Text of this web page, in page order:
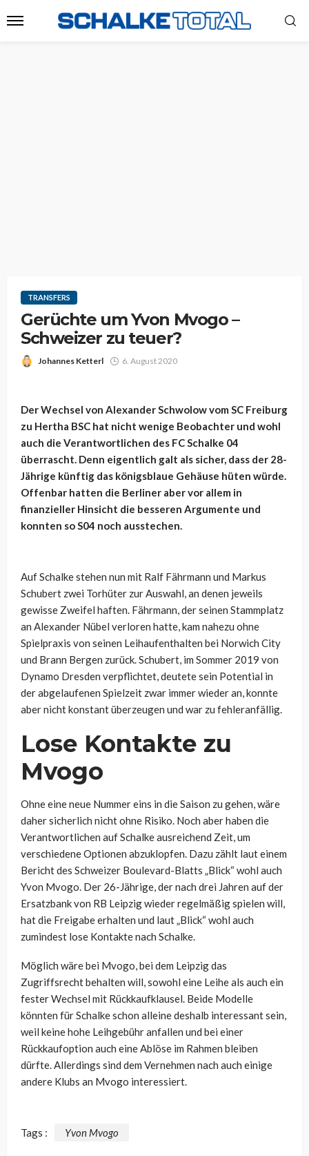
TRANSFERS
Gerüchte um Yvon Mvogo –
Schweizer zu teuer?
Johannes Ketterl 6. August 2020
Der Wechsel von Alexander Schwolow vom SC Freiburg
zu Hertha BSC hat nicht wenige Beobachter und wohl
auch die Verantwortlichen des FC Schalke 04
überrascht. Denn eigentlich galt als sicher, dass der 28-
Jährige künftig das königsblaue Gehäuse hüten würde.
Offenbar hatten die Berliner aber vor allem in
finanzieller Hinsicht die besseren Argumente und
konnten so S04 noch ausstechen.
Auf Schalke stehen nun mit Ralf Fährmann und Markus
Schubert zwei Torhüter zur Auswahl, an denen jeweils
gewisse Zweifel haften. Fährmann, der seinen Stammplatz
an Alexander Nübel verloren hatte, kam nahezu ohne
Spielpraxis von seinen Leihaufenthalten bei Norwich City
und Brann Bergen zurück. Schubert, im Sommer 2019 von
Dynamo Dresden verpflichtet, deutete sein Potential in
der abgelaufenen Spielzeit zwar immer wieder an, konnte
aber nicht konstant überzeugen und war zu fehleranfällig.
Lose Kontakte zu
Mvogo
Ohne eine neue Nummer eins in die Saison zu gehen, wäre
daher sicherlich nicht ohne Risiko. Noch aber haben die
Verantwortlichen auf Schalke ausreichend Zeit, um
verschiedene Optionen abzuklopfen. Dazu zählt laut einem
Bericht des Schweizer Boulevard-Blatts „Blick“ wohl auch
Yvon Mvogo. Der 26-Jährige, der nach drei Jahren auf der
Ersatzbank von RB Leipzig wieder regelmäßig spielen will,
hat die Freigabe erhalten und laut „Blick“ wohl auch
zumindest lose Kontakte nach Schalke.
Möglich wäre bei Mvogo, bei dem Leipzig das
Zugriffsrecht behalten will, sowohl eine Leihe als auch ein
fester Wechsel mit Rückkaufklausel. Beide Modelle
könnten für Schalke schon alleine deshalb interessant sein,
weil keine hohe Leihgebühr anfallen und bei einer
Rückkaufoption auch eine Ablöse im Rahmen bleiben
dürfte. Allerdings sind dem Vernehmen nach auch einige
andere Klubs an Mvogo interessiert.
Tags : Yvon Mvogo